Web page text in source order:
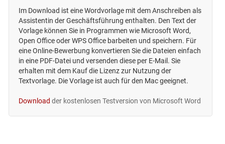
Im Download ist eine Wordvorlage mit dem Anschreiben als
Assistentin der Geschäftsführung enthalten. Den Text der
Vorlage können Sie in Programmen wie Microsoft Word,
Open Office oder WPS Office barbeiten und speichern. Für
eine Online-Bewerbung konvertieren Sie die Dateien einfach
in eine PDF-Datei und versenden diese per E-Mail. Sie
erhalten mit dem Kauf die Lizenz zur Nutzung der
Textvorlage. Die Vorlage ist auch für den Mac geeignet.
Download der kostenlosen Testversion von Microsoft Word